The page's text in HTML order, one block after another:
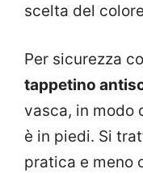
scelta del
Per sicurezza
tappetino
vasca, in modo
è in piedi. Si
pratica e meno